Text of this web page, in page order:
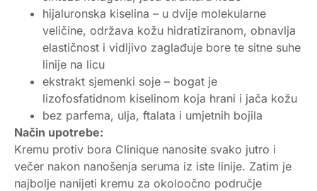
hijaluronska kiselina – u dvije molekularne
veličine, održava kožu hidratiziranom, obnavlja
elastičnost i vidljivo zaglađuje bore te sitne suhe
linije na licu
ekstrakt sjemenki soje – bogat je
lizofosfatidnom kiselinom koja hrani i jača kožu
bez parfema, ulja, ftalata i umjetnih bojila
Način upotrebe:
Kremu protiv bora Clinique nanosite svako jutro i
večer nakon nanošenja seruma iz iste linije. Zatim je
najbolje nanijeti kremu za okoloočno područje